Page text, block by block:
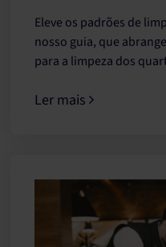
Eleve os padrões de
nosso guia, que
para a limpeza dos
Ler mais